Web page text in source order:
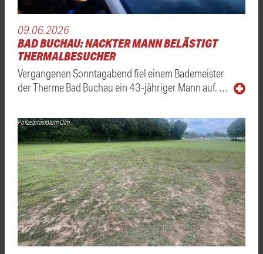
09.06.2026
BAD BUCHAU: NACKTER MANN BELÄSTIGT
THERMALBESUCHER
Vergangenen Sonntagabend fiel einem Bademeister
der Therme Bad Buchau ein 43-jähriger Mann auf. …
Polizeipräsidium Ulm